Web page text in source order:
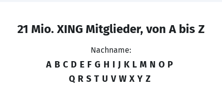
21 Mio. XING Mitglieder, von A bis Z
Nachname:
A B C D E F G H I J K L M N O P
Q R S T U V W X Y Z